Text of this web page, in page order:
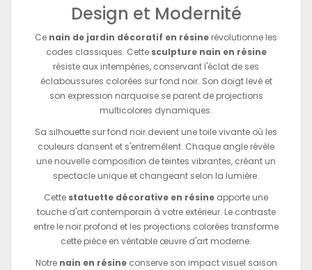
Design et Modernité
Ce nain de jardin décoratif en résine révolutionne les
codes classiques. Cette sculpture nain en résine
résiste aux intempéries, conservant l'éclat de ses
éclaboussures colorées sur fond noir. Son doigt levé et
son expression narquoise se parent de projections
multicolores dynamiques.
Sa silhouette sur fond noir devient une toile vivante où les
couleurs dansent et s'entremêlent. Chaque angle révèle
une nouvelle composition de teintes vibrantes, créant un
spectacle unique et changeant selon la lumière.
Cette statuette décorative en résine apporte une
touche d'art contemporain à votre extérieur. Le contraste
entre le noir profond et les projections colorées transforme
cette pièce en véritable œuvre d'art moderne.
Notre nain en résineconserve son impact visuel saison